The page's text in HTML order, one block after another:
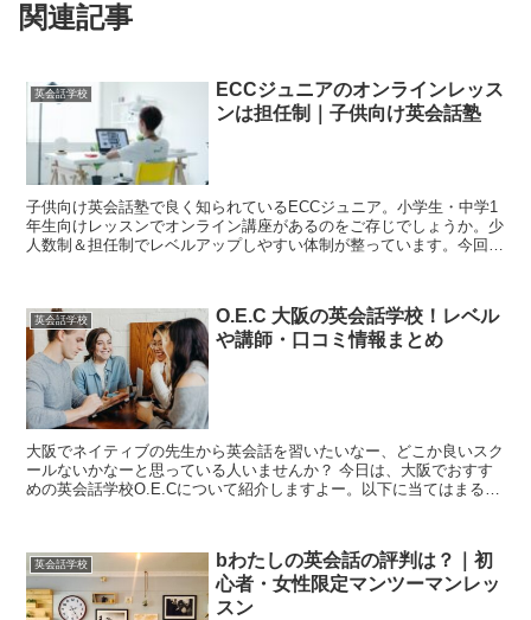
関連記事
英会話学校
ECCジュニアのオンラインレッス
ンは担任制｜子供向け英会話塾
子供向け英会話塾で良く知られているECCジュニア。小学生・中学1
年生向けレッスンでオンライン講座があるのをご存じでしょうか。少
人数制＆担任制でレベルアップしやすい体制が整っています。今回
英会話学校
O.E.C 大阪の英会話学校！レベル
や講師・口コミ情報まとめ
大阪でネイティブの先生から英会話を習いたいなー、どこか良いスク
ールないかなーと思っている人いませんか？ 今日は、大阪でおすす
めの英会話学校O.E.Cについて紹介しますよー。以下に当てはまる方
英会話学校
bわたしの英会話の評判は？｜初
心者・女性限定マンツーマンレッ
スン